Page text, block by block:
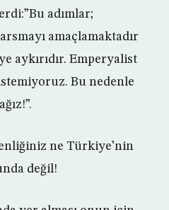
adımlar;
amaçlamaktadır
aykırıdır. Emperyalist
Bu nedenle
ne Türkiye’nin
değil!